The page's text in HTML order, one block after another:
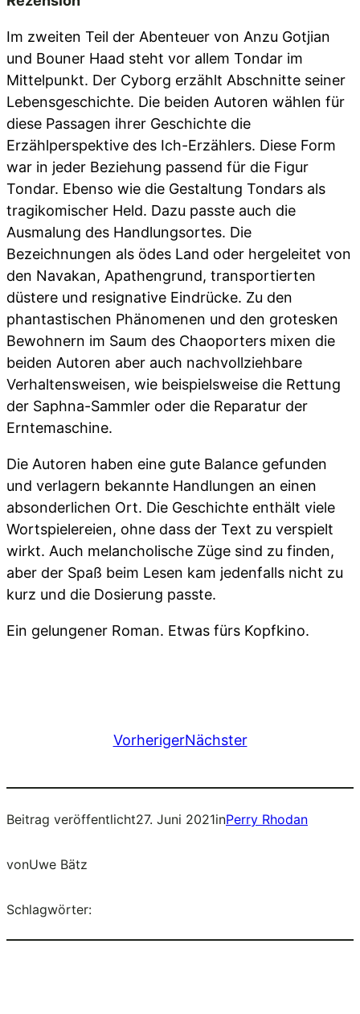
Im zweiten Teil der Abenteuer von Anzu Gotjian
und Bouner Haad steht vor allem Tondar im
Mittelpunkt. Der Cyborg erzählt Abschnitte seiner
Lebensgeschichte. Die beiden Autoren wählen für
diese Passagen ihrer Geschichte die
Erzählperspektive des Ich-Erzählers. Diese Form
war in jeder Beziehung passend für die Figur
Tondar. Ebenso wie die Gestaltung Tondars als
tragikomischer Held. Dazu passte auch die
Ausmalung des Handlungsortes. Die
Bezeichnungen als ödes Land oder hergeleitet von
den Navakan, Apathengrund, transportierten
düstere und resignative Eindrücke. Zu den
phantastischen Phänomenen und den grotesken
Bewohnern im Saum des Chaoporters mixen die
beiden Autoren aber auch nachvollziehbare
Verhaltensweisen, wie beispielsweise die Rettung
der Saphna-Sammler oder die Reparatur der
Erntemaschine.
Die Autoren haben eine gute Balance gefunden
und verlagern bekannte Handlungen an einen
absonderlichen Ort. Die Geschichte enthält viele
Wortspielereien, ohne dass der Text zu verspielt
wirkt. Auch melancholische Züge sind zu finden,
aber der Spaß beim Lesen kam jedenfalls nicht zu
kurz und die Dosierung passte.
Ein gelungener Roman. Etwas fürs Kopfkino.
VorherigerNächster
Beitrag veröffentlicht27. Juni 2021inPerry Rhodan
vonUwe Bätz
Schlagwörter: